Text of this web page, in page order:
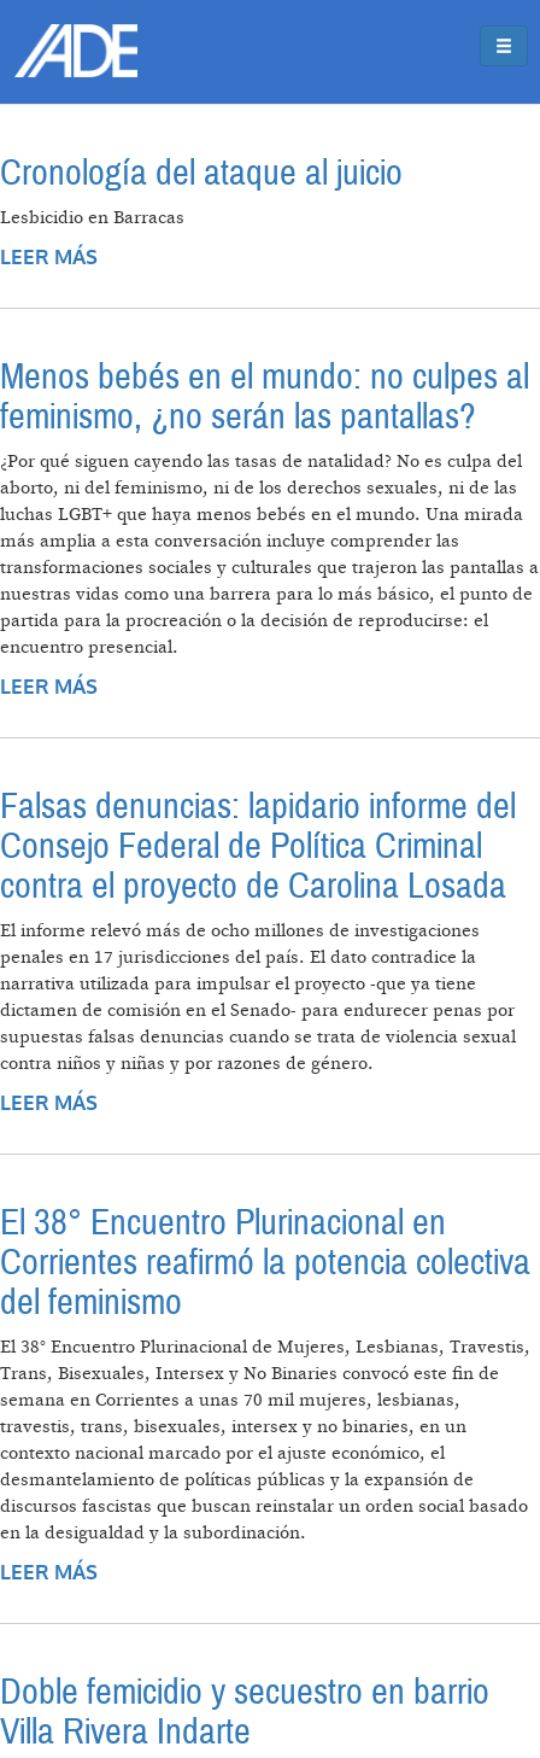
Cronología del ataque al juicio
Lesbicidio en Barracas
LEER MÁS
Menos bebés en el mundo: no culpes al
feminismo, ¿no serán las pantallas?
¿Por qué siguen cayendo las tasas de natalidad? No es culpa del
aborto, ni del feminismo, ni de los derechos sexuales, ni de las
luchas LGBT+ que haya menos bebés en el mundo. Una mirada
más amplia a esta conversación incluye comprender las
transformaciones sociales y culturales que trajeron las pantallas a
nuestras vidas como una barrera para lo más básico, el punto de
partida para la procreación o la decisión de reproducirse: el
encuentro presencial.
LEER MÁS
PANTALLAS?
Falsas denuncias: lapidario informe del
Consejo Federal de Política Criminal
contra el proyecto de Carolina Losada
El informe relevó más de ocho millones de investigaciones
penales en 17 jurisdicciones del país. El dato contradice la
narrativa utilizada para impulsar el proyecto -que ya tiene
dictamen de comisión en el Senado- para endurecer penas por
supuestas falsas denuncias cuando se trata de violencia sexual
contra niños y niñas y por razones de género.
LEER MÁS
POLÍTICA CRIMINAL CONTRA EL PROYECTO
El 38° Encuentro Plurinacional en
Corrientes reafirmó la potencia colectiva
del feminismo
El 38° Encuentro Plurinacional de Mujeres, Lesbianas, Travestis,
Trans, Bisexuales, Intersex y No Binaries convocó este fin de
semana en Corrientes a unas 70 mil mujeres, lesbianas,
travestis, trans, bisexuales, intersex y no binaries, en un
contexto nacional marcado por el ajuste económico, el
desmantelamiento de políticas públicas y la expansión de
discursos fascistas que buscan reinstalar un orden social basado
en la desigualdad y la subordinación.
LEER MÁS
COLECTIVA DEL FEMINISMO
Doble femicidio y secuestro en barrio
Villa Rivera Indarte